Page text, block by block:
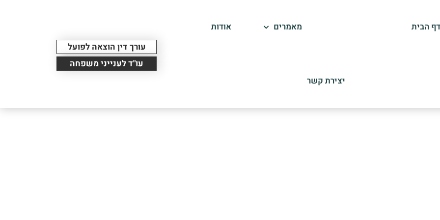
הבית מאמרים אודות
יצירת קשר
עורך דין הוצאה לפועל
עו"ד לענייני משפחה